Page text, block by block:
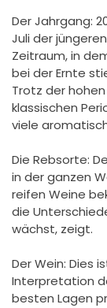
Der Jahrgang:
Juli der
Zeitraum, in
bei der Ernte
Trotz der
klassischen
viele
Die Rebsorte:
in der ganzen
reifen Weine
die
wächst, zeigt.
Der Wein: Dies
Interpretation
besten Lagen